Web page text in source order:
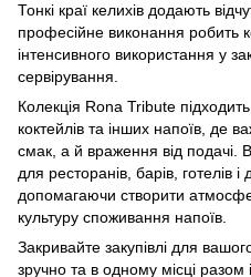
Тонкі краї келихів додають
професійне виконання робить
інтенсивного використання у
сервірування.
Колекція Rona Tribute
коктейлів та інших напоїв, де
смак, а й враження від
для ресторанів, барів, готелів і
допомагаючи створити
культуру споживання напоїв.
Закривайте закупівлі для
зручно та в одному місці